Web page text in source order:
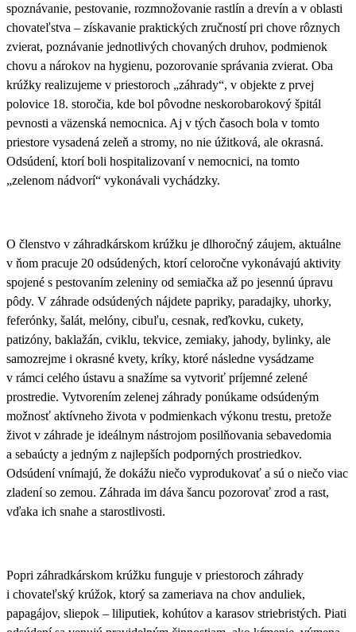
spoznávanie, pestovanie, rozmnožovanie rastlín a drevín a v oblasti
chovateľstva – získavanie praktických zručností pri chove rôznych
zvierat, poznávanie jednotlivých chovaných druhov, podmienok
chovu a nárokov na hygienu, pozorovanie správania zvierat. Oba
krúžky realizujeme v priestoroch „záhrady“, v objekte z prvej
polovice 18. storočia, kde bol pôvodne neskorobarokový špitál
pevnosti a väzenská nemocnica. Aj v tých časoch bola v tomto
priestore vysadená zeleň a stromy, no nie úžitková, ale okrasná.
Odsúdení, ktorí boli hospitalizovaní v nemocnici, na tomto
„zelenom nádvorí“ vykonávali vychádzky.
O členstvo v záhradkárskom krúžku je dlhoročný záujem, aktuálne
v ňom pracuje 20 odsúdených, ktorí celoročne vykonávajú aktivity
spojené s pestovaním zeleniny od semiačka až po jesennú úpravu
pôdy. V záhrade odsúdených nájdete papriky, paradajky, uhorky,
feferónky, šalát, melóny, cibuľu, cesnak, reďkovku, cukety,
patizóny, baklažán, cviklu, tekvice, zemiaky, jahody, bylinky, ale
samozrejme i okrasné kvety, kríky, ktoré následne vysádzame
v rámci celého ústavu a snažíme sa vytvoriť príjemné zelené
prostredie. Vytvorením zelenej záhrady ponúkame odsúdeným
možnosť aktívneho života v podmienkach výkonu trestu, pretože
život v záhrade je ideálnym nástrojom posilňovania sebavedomia
a sebaúcty a jedným z najlepších podporných prostriedkov.
Odsúdení vnímajú, že dokážu niečo vyprodukovať a sú o niečo viac
zladení so zemou. Záhrada im dáva šancu pozorovať zrod a rast,
vďaka ich snahe a starostlivosti.
Popri záhradkárskom krúžku funguje v priestoroch záhrady
i chovateľský krúžok, ktorý sa zameriava na chov anduliek,
papagájov, sliepok – liliputiek, kohútov a karasov striebristých. Piati